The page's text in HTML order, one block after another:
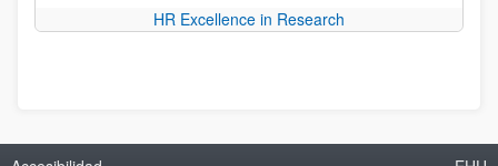
HR Excellence in Research